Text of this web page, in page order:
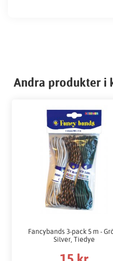
Andra produkter i
Fancybands 3-pack 5 m -
Silver, Tiedye